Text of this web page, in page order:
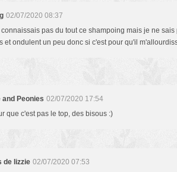
02/07/2020 08:37
pas du tout ce shampoing mais je ne
et ondulent un peu donc si c'est pour qu'il
and Peonies 02/07/2020 17:54
que c'est pas le top, des bisous :)
de lizzie 02/07/2020 07:53